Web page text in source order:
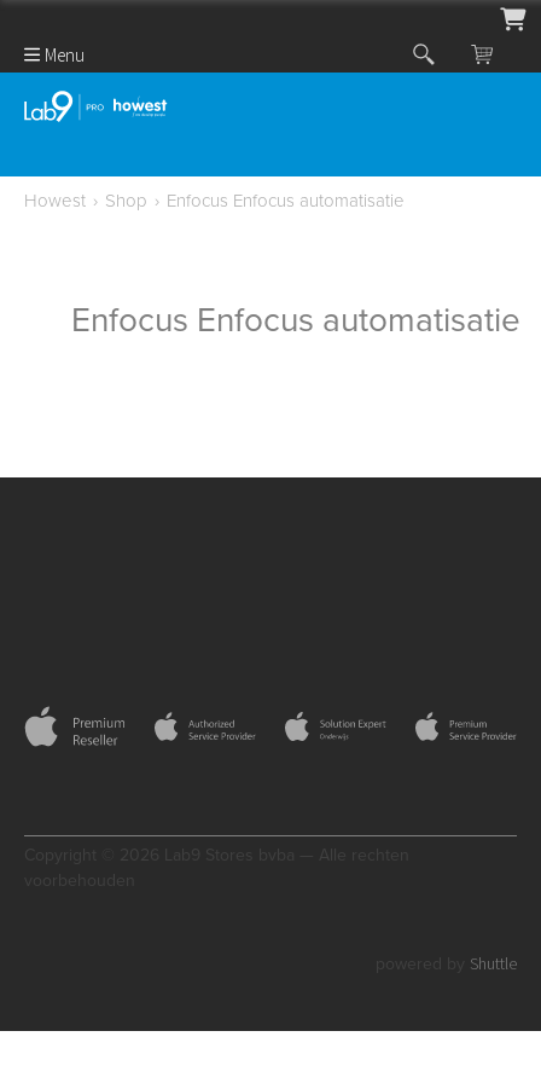
Menu
Howest › Shop › Enfocus Enfocus automatisatie
Enfocus Enfocus automatisatie
Copyright © 2026 Lab9 Stores bvba — Alle rechten
Shuttle